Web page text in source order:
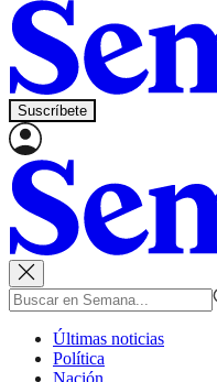
Suscríbete
Últimas noticias
Política
Nación